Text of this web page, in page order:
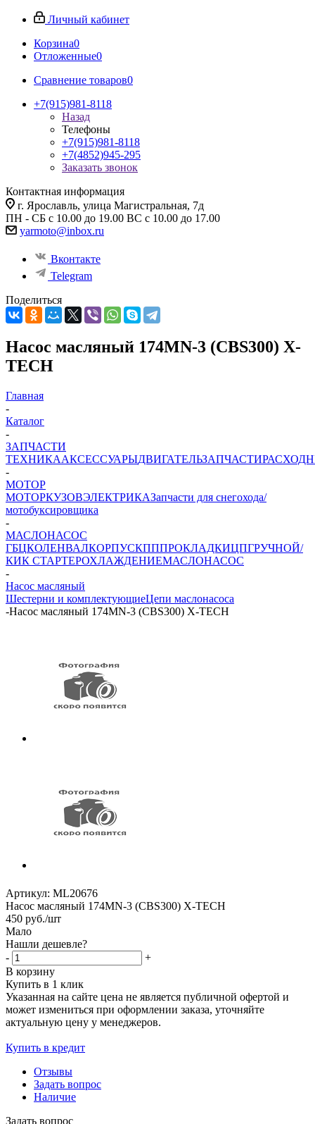
Личный кабинет
Корзина0
Отложенные0
Сравнение товаров0
+7(915)981-8118
Назад
Телефоны
+7(915)981-8118
+7(4852)945-295
Заказать звонок
Контактная информация
г. Ярославль, улица Магистральная, 7д
ПН - СБ с 10.00 до 19.00 ВС с 10.00 до 17.00
yarmoto@inbox.ru
Вконтакте
Telegram
Поделиться
Насос масляный 174MN-3 (CBS300) X-
TECH
Главная
-
Каталог
-
ЗАПЧАСТИ
ТЕХНИКААКСЕССУАРЫДВИГАТЕЛЬЗАПЧАСТИ
-
МОТОР
МОТОРКУЗОВЭЛЕКТРИКАЗапчасти для снегохода/
мотобуксировщика
-
МАСЛОНАСОС
ГБЦКОЛЕНВАЛКОРПУСКПППРОКЛАДКИЦПГРУЧНОЙ/
КИК СТАРТЕРОХЛАЖДЕНИЕМАСЛОНАСОС
-
Насос масляный
Шестерни и комплектующиеЦепи маслонасоса
-Насос масляный 174MN-3 (CBS300) X-TECH
Артикул: ML20676
Насос масляный 174MN-3 (CBS300) X-TECH
450 руб./шт
Мало
Нашли дешевле?
-
+
В корзину
Купить в 1 клик
Указанная на сайте цена не является публичной офертой и
может измениться при оформлении заказа, уточняйте
актуальную цену у менеджеров.
Купить в кредит
Отзывы
Задать вопрос
Наличие
Задать вопрос